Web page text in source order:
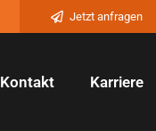
Jetzt anfragen
Kontakt Karriere